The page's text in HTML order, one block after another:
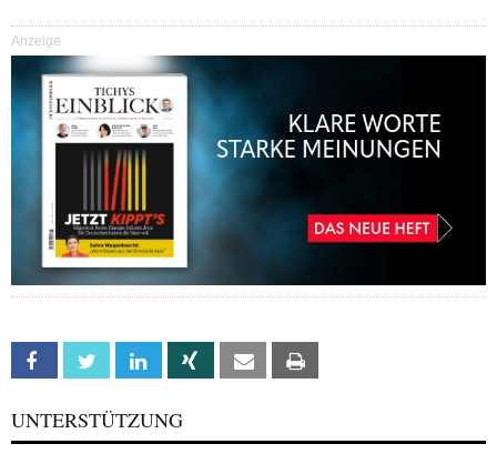
Anzeige
Facebook Twitter Linkedin Xing Email
UNTERSTÜTZUNG